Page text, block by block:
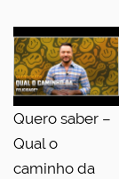
Quero saber –
Qual o
caminho da